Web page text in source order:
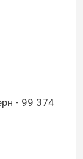
- 99 374